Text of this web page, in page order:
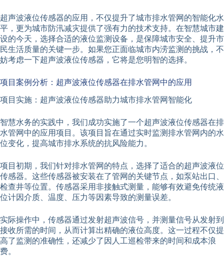
超声波液位传感器的应用，不仅提升了城市排水管网的智能化水
平，更为城市防汛减灾提供了强有力的技术支持。在智慧城市建
设的今天，选择合适的液位监测设备，是保障城市安全、提升市
民生活质量的关键一步。如果您正面临城市内涝监测的挑战，不
妨考虑一下超声波液位传感器，它将是您明智的选择。
项目案例分析：超声波液位传感器在排水管网中的应用
项目实施：超声波液位传感器助力城市排水管网智能化
智慧水务的实践中，我们成功实施了一个超声波液位传感器在排
水管网中的应用项目。该项目旨在通过实时监测排水管网内的水
位变化，提高城市排水系统的抗风险能力。
项目初期，我们针对排水管网的特点，选择了适合的超声波液位
传感器。这些传感器被安装在了管网的关键节点，如泵站出口、
检查井等位置。传感器采用非接触式测量，能够有效避免传统液
位计因介质、温度、压力等因素导致的测量误差。
实际操作中，传感器通过发射超声波信号，并测量信号从发射到
接收所需的时间，从而计算出精确的液位高度。这一过程不仅提
高了监测的准确性，还减少了因人工巡检带来的时间和成本浪
费。